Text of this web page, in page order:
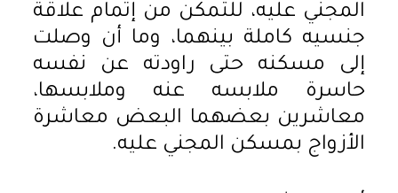
المجني عليه، للتمكن من إتمام علاقة
جنسيه كاملة بينهما، وما أن وصلت
إلى مسكنه حتى راودته عن نفسه
حاسرة ملابسه عنه وملابسها،
معاشرين بعضهما البعض معاشرة
الأزواج بمسكن المجني عليه.